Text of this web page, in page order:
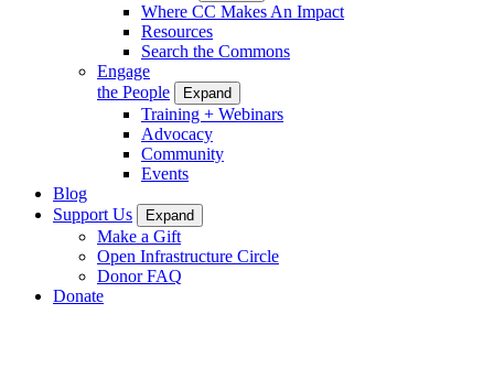
Where CC Makes An Impact
Resources
Search the Commons
Engage
the People
Expand
Training + Webinars
Advocacy
Community
Events
Blog
Support Us
Expand
Make a Gift
Open Infrastructure Circle
Donor FAQ
Donate